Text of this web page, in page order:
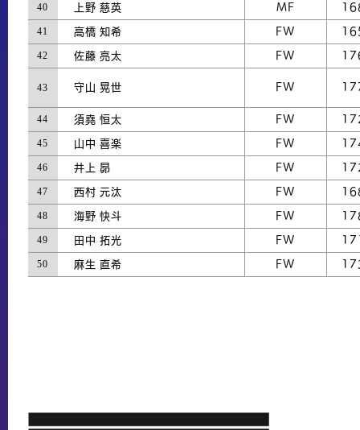
40 上野 慈英 MF
41 高橋 知希 FW
42 佐藤 亮太 FW
43 守山 晃世 FW
44 須堯 恒太 FW
45 山中 喜楽 FW
46 井上 昴 FW
47 西村 元汰 FW
48 海野 快斗 FW
49 田中 拓光 FW
50 麻生 直希 FW